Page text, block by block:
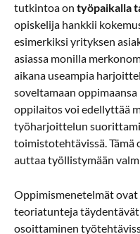
tutkintoa on työpaikalla
opiskelija hankkii
esimerkiksi yrityksen
asiassa monilla
aikana useampia
soveltamaan
oppilaitos voi edellyttää
työharjoittelun
toimistotehtävissä. Tämä
auttaa työllistymään
Oppimismenetelmät
teoriatunteja täydentävät
osoittaminen